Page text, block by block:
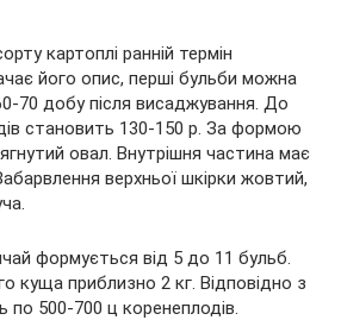
картоплі ранній термін
його опис, перші бульби можна
70 добу після висаджування. До
становить 130-150 р. За формою
овал. Внутрішня частина має
верхньої шкірки жовтий,
формується від 5 до 11 бульб.
куща приблизно 2 кг. Відповідно з
по 500-700 ц коренеплодів.